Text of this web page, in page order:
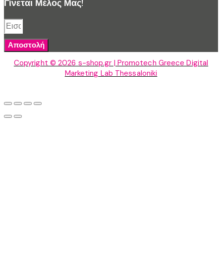
Γίνεται Μέλος Μας!
Αποστολή
Copyright © 2026 s-shop.gr | Promotech Greece Digital
Marketing Lab Thessaloniki